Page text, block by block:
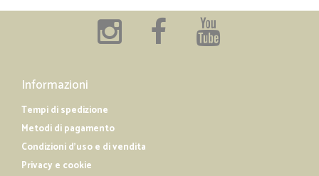
Informazioni
Tempi di spedizione
Metodi di pagamento
Condizioni d'uso e di vendita
Privacy e cookie